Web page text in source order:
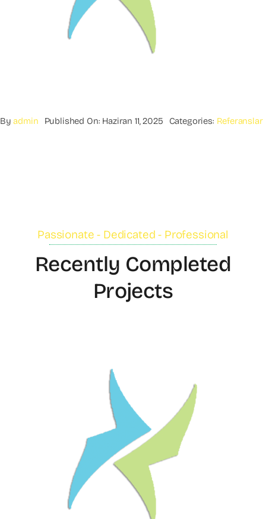
Byadmin Published On: Haziran 11, 2025 Categories: Referanslar
Passionate - Dedicated - Professional
Recently Completed
Projects